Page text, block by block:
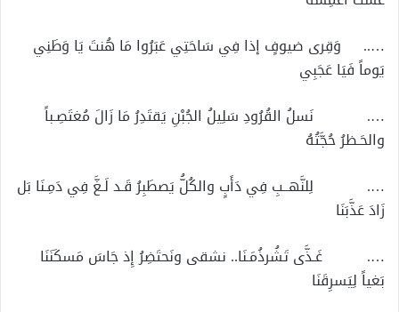
….. وَقِرى ضيوفٍ إذا فِي سَاحَتِي عَبَرُوا مَا هُنتَ يَا وَطَنِي
يَوماً فَيَا عَجَبِي
…. نَسلُ القُرُودِ سَلِيلُ الجُبْنِ يَقتَدِرُ مَا زَالَ مُغتَصِـباً
والحَـظرُ حُجَّتُهُ
…. لِلنَّهــبِ فِي دَأَبٍ والكُلُّ يَصطَبِرُ قَـد لَـغَّ فِي دَمِـنَا بَل
زَادَ عَذَّبَنَا
…. غَـذَّى تَشُرذُمَـنَا.. نشقى ونَحتَضِرُ إِذ جَاسَ مَسكَنَنَا
بَغياً لِيَسرِقَنَا